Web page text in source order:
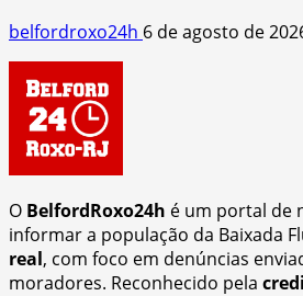
belfordroxo24h 6 de agosto de
O BelfordRoxo24h é um portal de
informar a população da Baixada
real, com foco em denúncias
moradores. Reconhecido pela